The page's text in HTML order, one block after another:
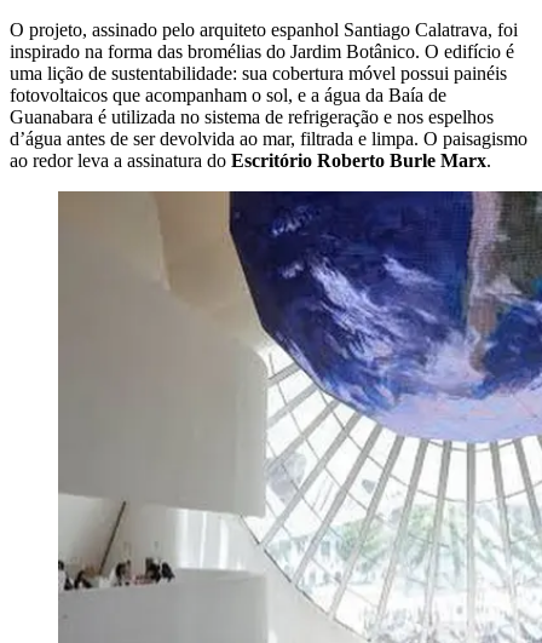
O projeto, assinado pelo arquiteto espanhol Santiago Calatrava, foi
inspirado na forma das bromélias do Jardim Botânico. O edifício é
uma lição de sustentabilidade: sua cobertura móvel possui painéis
fotovoltaicos que acompanham o sol, e a água da Baía de
Guanabara é utilizada no sistema de refrigeração e nos espelhos
d’água antes de ser devolvida ao mar, filtrada e limpa. O paisagismo
ao redor leva a assinatura do Escritório Roberto Burle Marx.